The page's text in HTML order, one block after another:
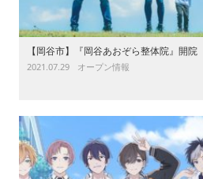
【岡谷市】『岡谷あおぞら整体院』開院
2021.07.29 オープン情報